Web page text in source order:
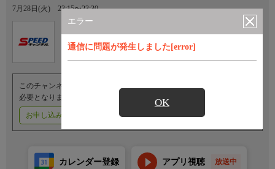
エラー
通信に問題が発生しました[error]
OK
7月28日(火) 23:15〜23:30
このチャンネルのご視聴には、オプションチャンネル(有料)のご契約が
必要となります。
お申し込みはこちら ご利用料金はこちら
カレンダー登録 アプリ視聴 放送中